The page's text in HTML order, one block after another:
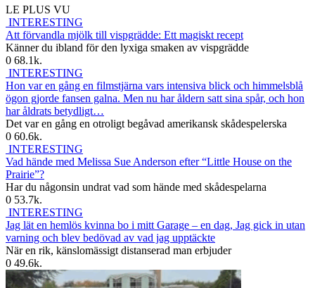
LE PLUS VU
INTERESTING
Att förvandla mjölk till vispgrädde: Ett magiskt recept
Känner du ibland för den lyxiga smaken av vispgrädde
0 68.1k.
INTERESTING
Hon var en gång en filmstjärna vars intensiva blick och himmelsblå
ögon gjorde fansen galna. Men nu har åldern satt sina spår, och hon
har åldrats betydligt…
Det var en gång en otroligt begåvad amerikansk skådespelerska
0 60.6k.
INTERESTING
Vad hände med Melissa Sue Anderson efter “Little House on the
Prairie”?
Har du någonsin undrat vad som hände med skådespelarna
0 53.7k.
INTERESTING
Jag lät en hemlös kvinna bo i mitt Garage – en dag, Jag gick in utan
varning och blev bedövad av vad jag upptäckte
När en rik, känslomässigt distanserad man erbjuder
0 49.6k.